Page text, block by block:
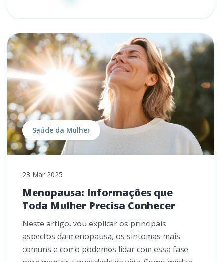
Saúde da Mulher
23 Mar 2025
Menopausa: Informações que
Toda Mulher Precisa Conhecer
Neste artigo, vou explicar os principais
aspectos da menopausa, os sintomas mais
comuns e como podemos lidar com essa fase